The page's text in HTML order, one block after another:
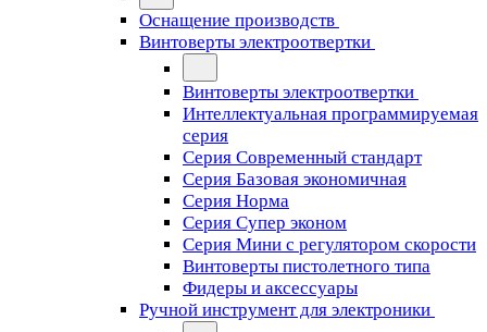
Оснащение производств
Винтоверты электроотвертки
Винтоверты электроотвертки
Интеллектуальная программируемая
серия
Серия Современный стандарт
Серия Базовая экономичная
Серия Норма
Серия Cупер эконом
Серия Мини с регулятором скорости
Винтоверты пистолетного типа
Фидеры и аксессуары
Ручной инструмент для электроники